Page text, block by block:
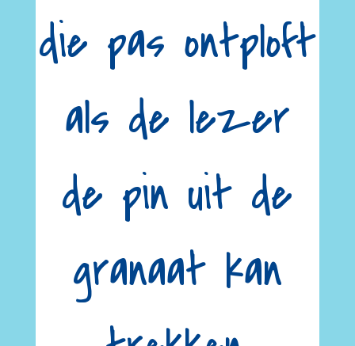
die pas ontploft
als de lezer
de pin uit de
granaat kan